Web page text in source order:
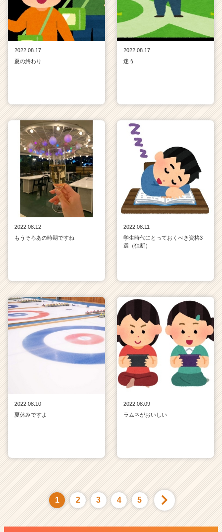
2022.08.17
夏の終わり
2022.08.17
迷う
2022.08.12
もうそろあの時期ですね
2022.08.11
学生時代にとっておくべき資格3
選（独断）
2022.08.10
夏休みですよ
2022.08.09
ラムネがおいしい
1 2 3 4 5